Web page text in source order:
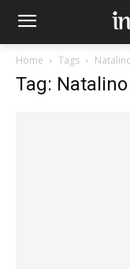
Home Tags
Tag: Natalino